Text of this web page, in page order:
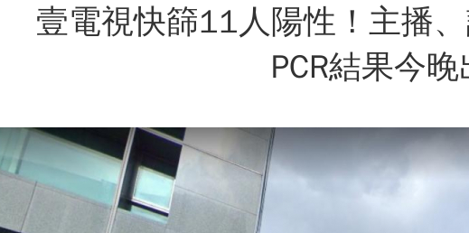
壹電視快篩11人陽性！主播
PCR結果今